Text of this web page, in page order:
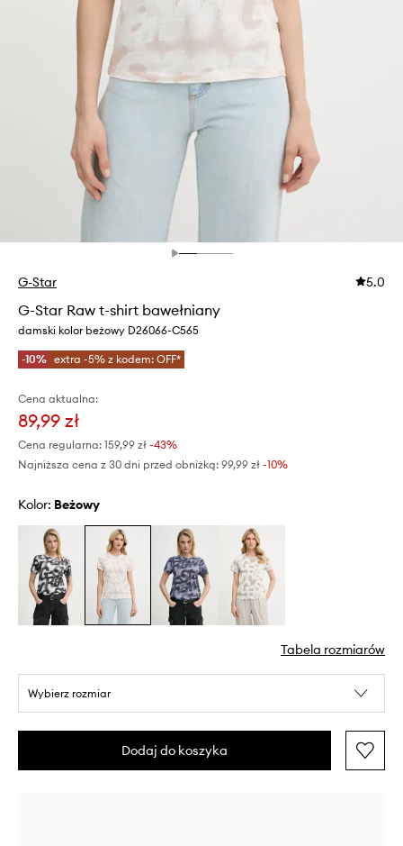
G-Star 5.0
G-Star Raw t-shirt bawełniany
damski kolor beżowy D26066-C565
-10% extra -5% z kodem: OFF*
Cena aktualna:
89,99 zł
Cena regularna: 159,99 zł -43%
Najniższa cena z 30 dni przed obniżką: 99,99 zł -10%
Kolor: beżowy
Tabela rozmiarów
Wybierz rozmiar
Dodaj do koszyka